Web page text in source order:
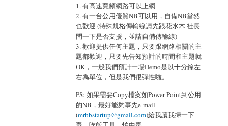
1. 有高速寬頻網路可以上網
2. 有一台公用優質NB可以用，自備NB當然
也歡迎 (特殊規格傳輸線請先跟花水木 社長
問一下是否支援，並請自備傳輸線)
3. 歡迎提供任何主題，只要跟網路相關的主
題都歡迎，只要先告知預計的時間和主題就
OK，一般我們預計一場Demo是以十分鐘左
右為單位，但是我們很彈性啦。
PS: 如果需要Copy檔案如Power Point到公用
的NB，最好能夠事先e-mail
(mrbbstartup@gmail.com)給我讓我掃一下